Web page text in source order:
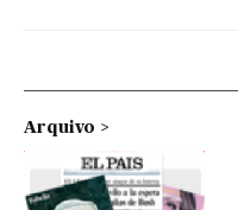
Arquivo